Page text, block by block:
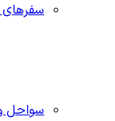
سفرهای
سواحل و